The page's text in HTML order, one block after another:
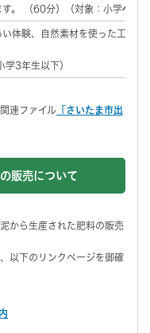
。 （60分）（対象：小学4年生
体験、自然素材を使った工作
学3年生以下）
連ファイル 「さいたま市出
販売について
から生産された肥料の販売
以下のリンクページを御確